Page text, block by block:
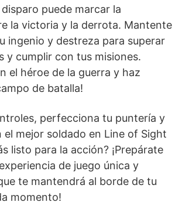
puede marcar la
la victoria y la derrota. Mantente
ingenio y destreza para superar
y cumplir con tus misiones.
el héroe de la guerra y haz
de batalla!
perfecciona tu puntería y
mejor soldado en Line of Sight
listo para la acción? ¡Prepárate
de juego única y
te mantendrá al borde de tu
momento!